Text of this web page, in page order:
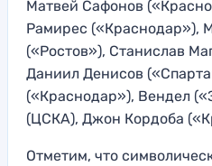
Матвей Сафонов
Рамирес («Краснодар»),
(«Ростов»), Станислав
Даниил Денисов
(«Краснодар»), Вендел
(ЦСКА), Джон Кордоба
Отметим, что